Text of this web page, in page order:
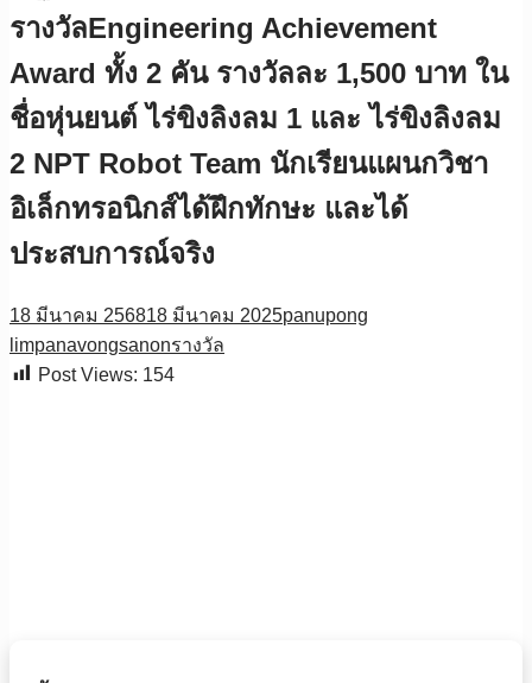
รางวัลEngineering Achievement
Award ทั้ง 2 คัน รางวัลละ 1,500 บาท ใน
ชื่อหุ่นยนต์ ไร่ขิงลิงลม 1 และ ไร่ขิงลิงลม
2 NPT Robot Team นักเรียนแผนกวิชา
อิเล็กทรอนิกส์ได้ฝึกทักษะ และได้
ประสบการณ์จริง
18 มีนาคม 256818 มีนาคม 2025panupong
limpanavongsanonรางวัล
Post Views: 154